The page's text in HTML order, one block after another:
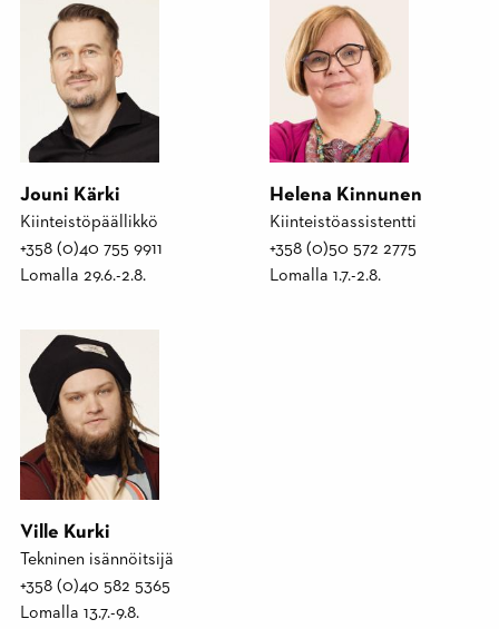
Jouni Kärki
Kiinteistöpäällikkö
+358 (0)40 755 9911
Lomalla 29.6.-2.8.
Helena Kinnunen
Kiinteistöassistentti
+358 (0)50 572 2775
Lomalla 1.7.-2.8.
Ville Kurki
Tekninen isännöitsijä
+358 (0)40 582 5365
Lomalla 13.7.-9.8.